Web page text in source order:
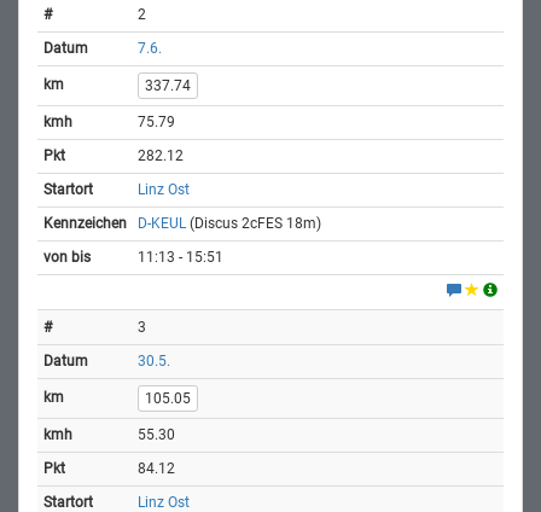
2
7.6.
337.74
75.79
282.12
Linz Ost
D-KEUL(Discus 2cFES 18m)
11:13 - 15:51
3
30.5.
105.05
55.30
84.12
Linz Ost